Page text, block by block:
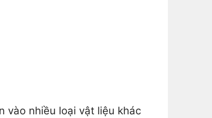
vào nhiều loại vật liệu khác